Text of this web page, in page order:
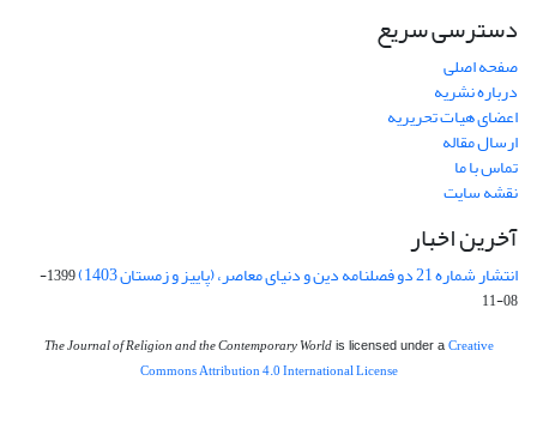
دسترسی سریع
صفحه اصلی
درباره نشریه
اعضای هیات تحریریه
ارسال مقاله
تماس با ما
نقشه سایت
آخرین اخبار
انتشار شماره 21 دو فصلنامه دین و دنیای معاصر، (پاییز و زمستان 1403)
1399-
08-11
The Journal of Religion and the Contemporary Worldis licensed under a Creative
Commons Attribution 4.0 International License